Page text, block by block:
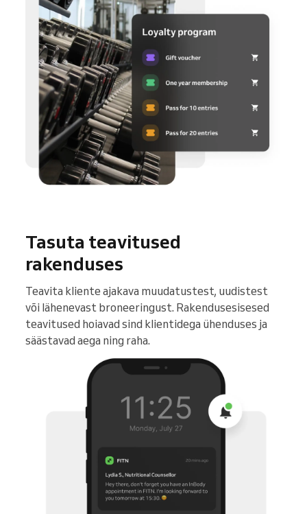
Tasuta teavitused
rakenduses
Teavita kliente ajakava muudatustest, uudistest
või lähenevast broneeringust. Rakendusesisesed
teavitused hoiavad sind klientidega ühenduses ja
säästavad aega ning raha.